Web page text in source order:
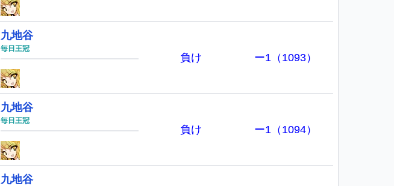
九地谷
毎日王冠
負け ー1（1093）
九地谷
毎日王冠
負け ー1（1094）
九地谷